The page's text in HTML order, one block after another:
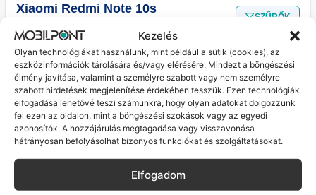
Kezelés
Olyan technológiákat használunk, mint például a sütik (cookies), az
eszközinformációk tárolására és/vagy elérésére. Mindezt a böngészési
élmény javítása, valamint a személyre szabott vagy nem személyre
szabott hirdetések megjelenítése érdekében tesszük. Ezen technológiák
elfogadása lehetővé teszi számunkra, hogy olyan adatokat dolgozzunk
fel ezen az oldalon, mint a böngészési szokások vagy az egyedi
azonosítók. A hozzájárulás megtagadása vagy visszavonása
hátrányosan befolyásolhat bizonyos funkciókat és szolgáltatásokat.
Elfogadom
Xiaomi Redmi Note 10s
SZŰRŐK
Jelenleg nincs ilyen termékünk :(
Gyakran Ismételt Kérdések